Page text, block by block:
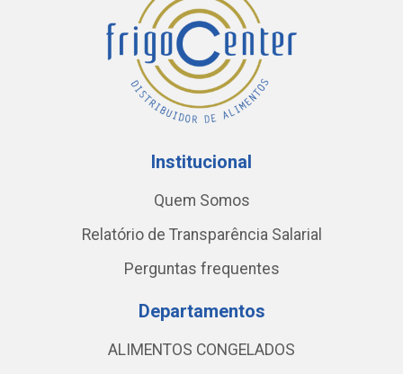
Institucional
Quem Somos
Relatório de Transparência Salarial
Perguntas frequentes
Departamentos
ALIMENTOS CONGELADOS